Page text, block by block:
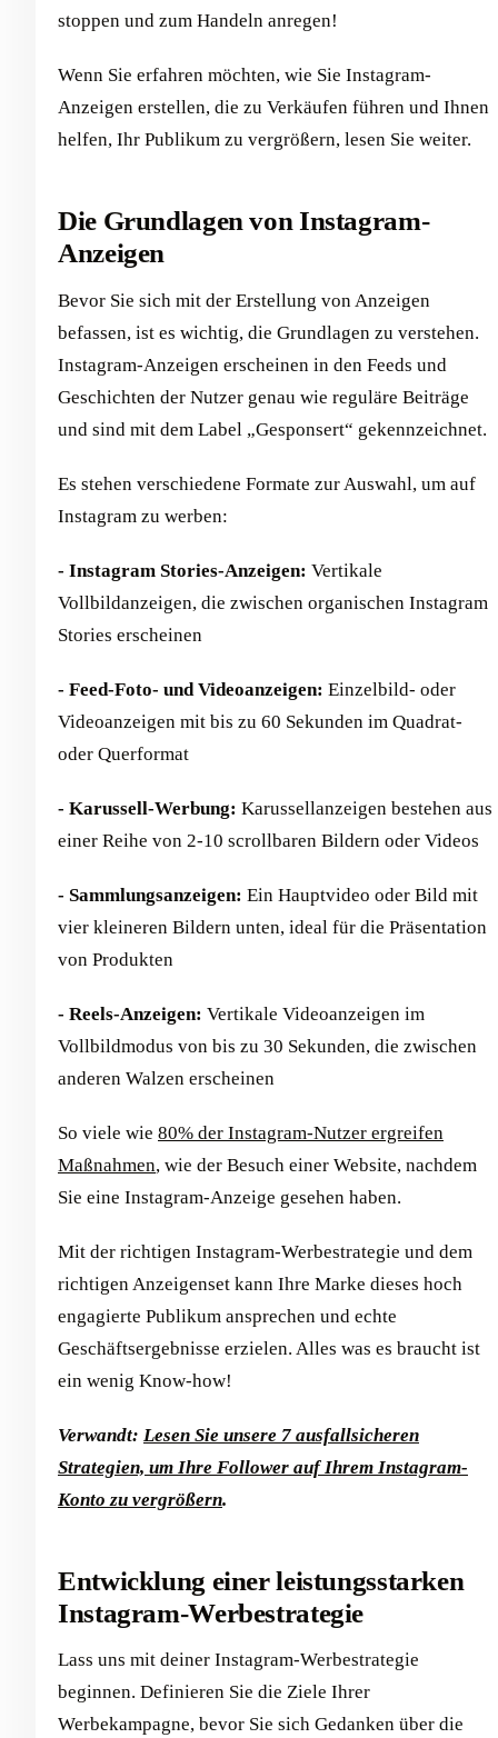
stoppen und zum Handeln anregen!
Wenn Sie erfahren möchten, wie Sie Instagram-
Anzeigen erstellen, die zu Verkäufen führen und Ihnen
helfen, Ihr Publikum zu vergrößern, lesen Sie weiter.
Die Grundlagen von Instagram-
Anzeigen
Bevor Sie sich mit der Erstellung von Anzeigen
befassen, ist es wichtig, die Grundlagen zu verstehen.
Instagram-Anzeigen erscheinen in den Feeds und
Geschichten der Nutzer genau wie reguläre Beiträge
und sind mit dem Label „Gesponsert“ gekennzeichnet.
Es stehen verschiedene Formate zur Auswahl, um auf
Instagram zu werben:
- Instagram Stories-Anzeigen: Vertikale
Vollbildanzeigen, die zwischen organischen Instagram
Stories erscheinen
- Feed-Foto- und Videoanzeigen: Einzelbild- oder
Videoanzeigen mit bis zu 60 Sekunden im Quadrat-
oder Querformat
- Karussell-Werbung: Karussellanzeigen bestehen aus
einer Reihe von 2-10 scrollbaren Bildern oder Videos
- Sammlungsanzeigen: Ein Hauptvideo oder Bild mit
vier kleineren Bildern unten, ideal für die Präsentation
von Produkten
- Reels-Anzeigen: Vertikale Videoanzeigen im
Vollbildmodus von bis zu 30 Sekunden, die zwischen
anderen Walzen erscheinen
So viele wie 80% der Instagram-Nutzer ergreifen
Maßnahmen, wie der Besuch einer Website, nachdem
Sie eine Instagram-Anzeige gesehen haben.
Mit der richtigen Instagram-Werbestrategie und dem
richtigen Anzeigenset kann Ihre Marke dieses hoch
engagierte Publikum ansprechen und echte
Geschäftsergebnisse erzielen. Alles was es braucht ist
ein wenig Know-how!
Verwandt: Lesen Sie unsere 7 ausfallsicheren
Strategien, um Ihre Follower auf Ihrem Instagram-
Konto zu vergrößern.
Entwicklung einer leistungsstarken
Instagram-Werbestrategie
Lass uns mit deiner Instagram-Werbestrategie
beginnen. Definieren Sie die Ziele Ihrer
Werbekampagne, bevor Sie sich Gedanken über die